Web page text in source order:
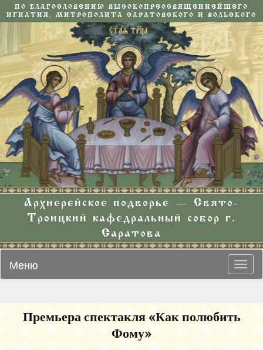
ПО БЛАГОСЛОВЕНИЮ ВЫСОКОПРЕОСВЯЩЕННЕЙШЕГО
ИГНАТИЯ, МИТРОПОЛИТА САРАТОВСКОГО И ВОЛЬСКОГО
Архиерейское подворье — Свято-
Троицкий кафедральный собор г.
Саратова
Меню
Премьера спектакля «Как полюбить
Фому»